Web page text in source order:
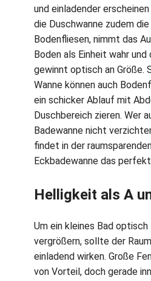
und einladender
die Duschwanne zudem die
Bodenfliesen, nimmt das
Boden als Einheit wahr und
gewinnt optisch an Größe.
Wanne können auch
ein schicker Ablauf mit
Duschbereich zieren. Wer
Badewanne nicht
findet in der
Eckbadewanne das
Helligkeit als A
Um ein kleines Bad optisch
vergrößern, sollte der
einladend wirken. Große
von Vorteil, doch gerade